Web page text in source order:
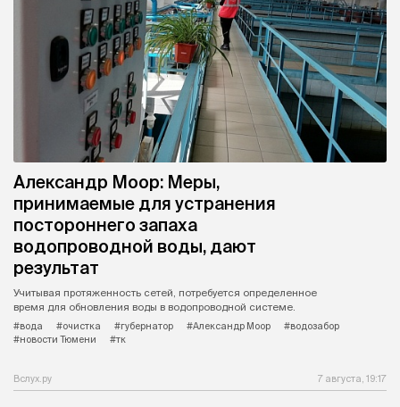
Александр Моор: Меры,
принимаемые для устранения
постороннего запаха
водопроводной воды, дают
результат
Учитывая протяженность сетей, потребуется определенное
время для обновления воды в водопроводной системе.
#вода
#очистка #губернатор #Александр Моор
#водозабор
#новости Тюмени
#тк
Вслух.ру 7 августа, 19:17